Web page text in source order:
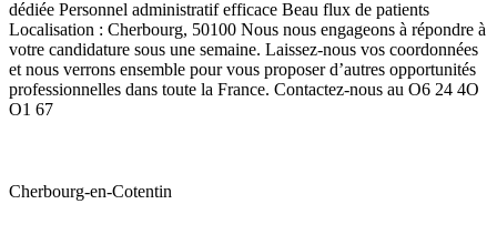
dédiée Personnel administratif efficace Beau flux de patients
Localisation : Cherbourg, 50100 Nous nous engageons à répondre à
votre candidature sous une semaine. Laissez-nous vos coordonnées
et nous verrons ensemble pour vous proposer d’autres opportunités
professionnelles dans toute la France. Contactez-nous au O6 24 4O
O1 67
Cherbourg-en-Cotentin